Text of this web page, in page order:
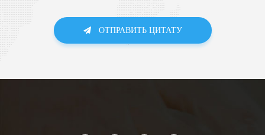
ОТПРАВИТЬ ЦИТАТУ